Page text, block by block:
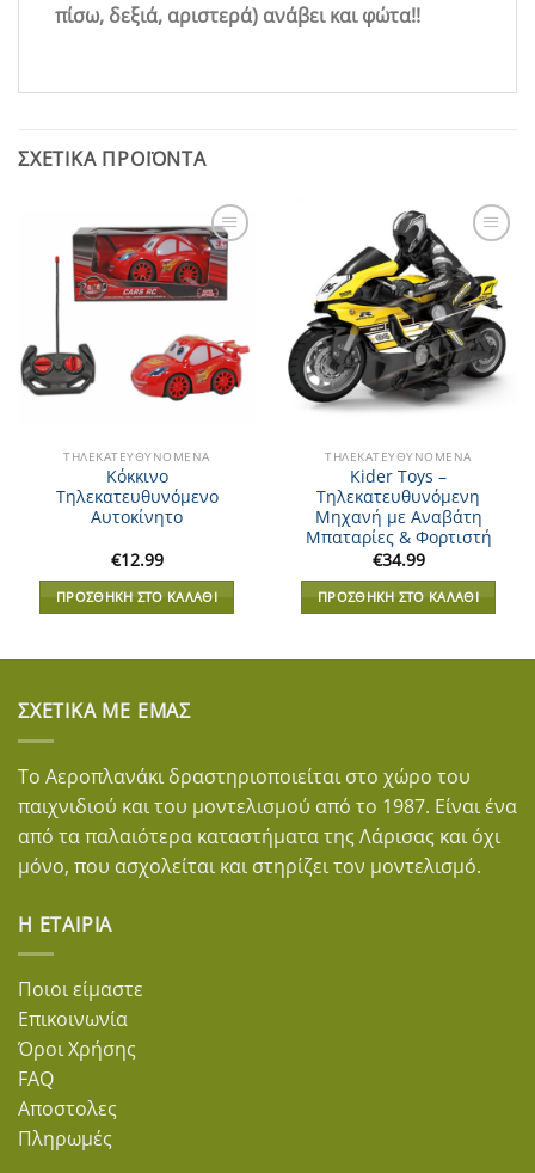
πίσω, δεξιά, αριστερά) ανάβει και φώτα!!
ΣΧΕΤΙΚΆ ΠΡΟΪΌΝΤΑ
Add to
Wishlist
ΤΗΛΕΚΑΤΕΥΘΥΝΌΜΕΝΑ
Κόκκινο
Τηλεκατευθυνόμενο
Αυτοκίνητο
€12.99
ΠΡΟΣΘΉΚΗ ΣΤΟ ΚΑΛΆΘΙ
Add to
Wishlist
ΤΗΛΕΚΑΤΕΥΘΥΝΌΜΕΝΑ
Kider Toys –
Τηλεκατευθυνόμενη
Μηχανή με Αναβάτη
Μπαταρίες & Φορτιστή
€34.99
ΠΡΟΣΘΉΚΗ ΣΤΟ ΚΑΛΆΘΙ
ΣΧΕΤΙΚΆ ΜΕ ΕΜΆΣ
Το Αεροπλανάκι δραστηριοποιείται στο χώρο του
παιχνιδιού και του μοντελισμού από το 1987. Είναι ένα
από τα παλαιότερα καταστήματα της Λάρισας και όχι
μόνο, που ασχολείται και στηρίζει τον μοντελισμό.
Η ΕΤΑΙΡΊΑ
Ποιοι είμαστε
Επικοινωνία
Όροι Χρήσης
FAQ
Αποστολες
Πληρωμές